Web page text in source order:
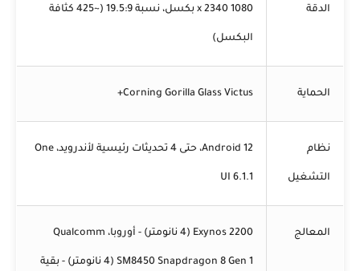
الدقة 1080 x 2340 بكسل، نسبة 19.5:9 (~425 كثافة
البكسل)
الحماية Corning Gorilla Glass Victus+
نظام
التشغيل
Android 12، حتى 4 تحديثات رئيسية لأندرويد، One
UI 6.1.1
المعالج Exynos 2200 (4 نانومتر) - أوروبا، Qualcomm
SM8450 Snapdragon 8 Gen 1 (4 نانومتر) - بقية